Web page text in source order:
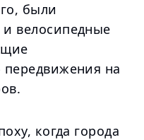
были
велосипедные
передвижения на
когда города